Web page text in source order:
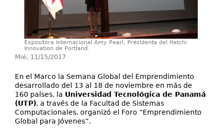
Expositora Internacional Amy Pearl, Presidenta del Hatchi
Innovation de Portland.
Mié, 11/15/2017
En el Marco la Semana Global del Emprendimiento
desarrollado del 13 al 18 de noviembre en más de
160 países, la Universidad Tecnológica de Panamá
(UTP), a través de la Facultad de Sistemas
Computacionales, organizó el Foro “Emprendimiento
Global para Jóvenes”.